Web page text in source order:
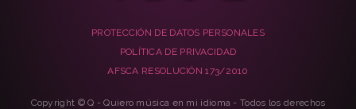
PROTECCIÓN DE DATOS PERSONALES
POLÍTICA DE PRIVACIDAD
AFSCA RESOLUCIÓN 173/2010
Copyright © Q - Quiero música en mi idioma - Todos los derechos